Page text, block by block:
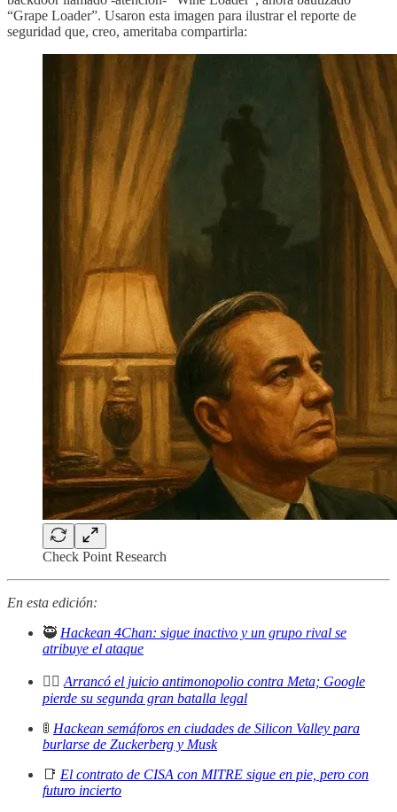
“Grape Loader”. Usaron esta imagen para ilustrar el reporte de
seguridad que, creo, ameritaba compartirla:
Check Point Research
En esta edición:
🥷 Hackean 4Chan: sigue inactivo y un grupo rival se
atribuye el ataque
👨‍⚖️ Arrancó el juicio antimonopolio contra Meta; Google
pierde su segunda gran batalla legal
🚦 Hackean semáforos en ciudades de Silicon Valley para
burlarse de Zuckerberg y Musk
📑 El contrato de CISA con MITRE sigue en pie, pero con
futuro incierto